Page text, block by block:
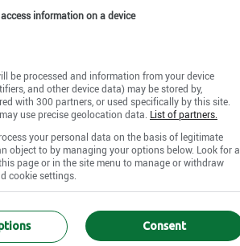
information on a device
be processed and information from your device
and other device data) may be stored by,
with 300 partners, or used specifically by this site.
use precise geolocation data. List of partners.
your personal data on the basis of legitimate
object to by managing your options below. Look for a
page or in the site menu to manage or withdraw
cookie settings.
Consent